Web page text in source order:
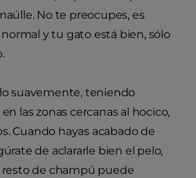
No te preocupes, es
y tu gato está bien, sólo
suavemente, teniendo
las zonas cercanas al hocico,
Cuando hayas acabado de
de aclararle bien el pelo,
de champú puede